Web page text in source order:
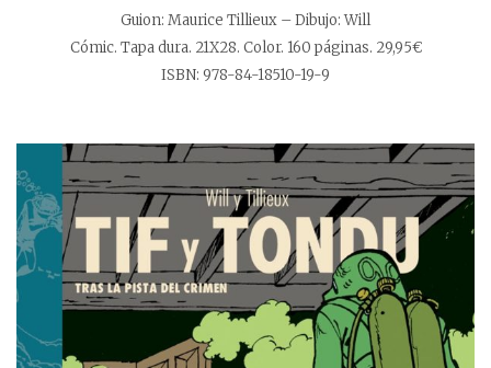
Guion: Maurice Tillieux – Dibujo: Will
Cómic. Tapa dura. 21X28. Color. 160 páginas. 29,95€
ISBN: 978-84-18510-19-9